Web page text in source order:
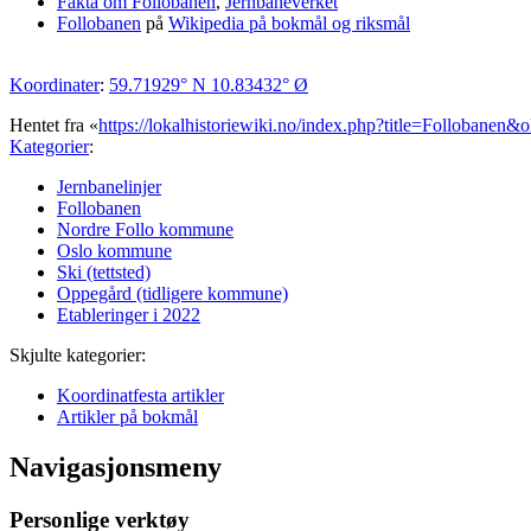
Follobanen på Wikipedia på bokmål og riksmål
Koordinater: 59.71929° N 10.83432° Ø
Hentet fra «https://lokalhistoriewiki.no/
Kategorier:
Jernbanelinjer
Follobanen
Nordre Follo kommune
Oslo kommune
Ski (tettsted)
Oppegård (tidligere kommune)
Etableringer i 2022
Skjulte kategorier:
Koordinatfesta artikler
Artikler på bokmål
Navigasjonsmeny
Personlige verktøy